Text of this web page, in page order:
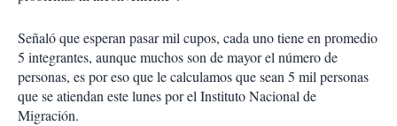
Señaló que esperan pasar mil cupos, cada uno tiene en promedio
5 integrantes, aunque muchos son de mayor el número de
personas, es por eso que le calculamos que sean 5 mil personas
que se atiendan este lunes por el Instituto Nacional de
Migración.